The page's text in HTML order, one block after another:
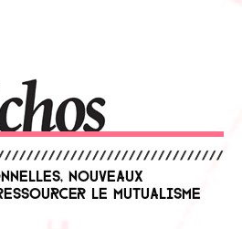
nouveaux
le mutualisme